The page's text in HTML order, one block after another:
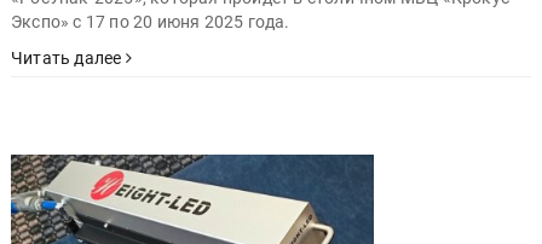
Экспо» с 17 по 20 июня 2025 года.
Читать далее